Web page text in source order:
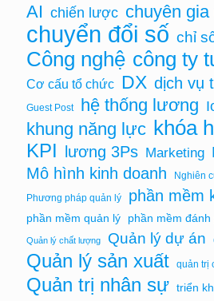
AI chiến lược chuyên
chuyển đổi số chỉ
Công nghệ công ty
Cơ cấu tổ chức DX dịch vụ
Guest Post hệ thống lương
khung năng lực khóa
KPI lương 3Ps Marketing
Mô hình kinh doanh
Nghiên
Phương pháp quản lý
phần mềm
phần mềm quản lý phần mềm
Quản lý chất lượng Quản lý dự án
Quản lý sản xuất quản trị
Quản trị nhân sự triển